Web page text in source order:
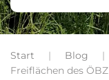
Start Blog
Freiflächen des ÖBZ